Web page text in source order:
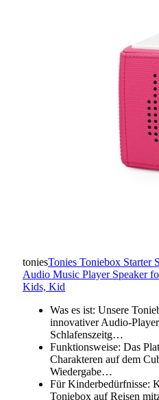
toniesTonies Toniebox Starter
Audio Music Player Speaker
Kids, Kid
Was es ist: Unsere
innovativer Audio-
Schlafenszeitg…
Funktionsweise: Das
Charakteren auf dem
Wiedergabe…
Für Kinderbedürfnisse:
Toniebox auf Reisen